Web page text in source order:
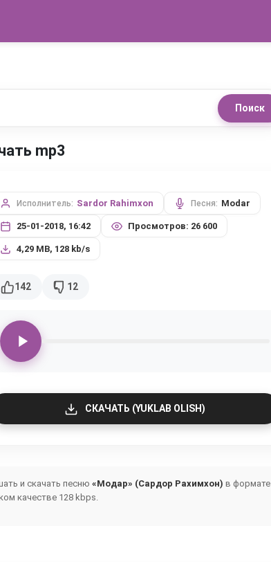
Поиск
mp3
Исполнитель: Sardor Rahimxon Песня: Modar
25-01-2018, 16:42 Просмотров: 26 600
4,29 MB, 128 kb/s
142 12
СКАЧАТЬ (YUKLAB OLISH)
и скачать песню «Модар» (Сардор Рахимхон) в формате
качестве 128 kbps.